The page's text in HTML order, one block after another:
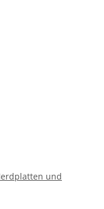
und